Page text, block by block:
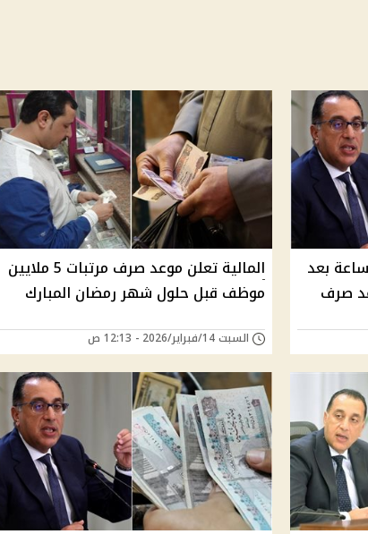
بدء صرف مرتبات فبراير بعد 48 ساعة بعد
صرف
المالية تعلن موعد صرف مرتبات 5 ملايين
موظف قبل حلول شهر رمضان المبارك
السبت 14/فبراير/2026 - 12:13 ص